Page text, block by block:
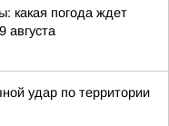
какая погода ждет
августа
удар по территории